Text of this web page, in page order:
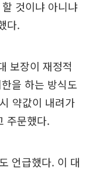
것이냐 아니냐
다.
보장이 재정적
을 하는 방식도
약값이 내려가
주문했다.
언급했다. 이 대